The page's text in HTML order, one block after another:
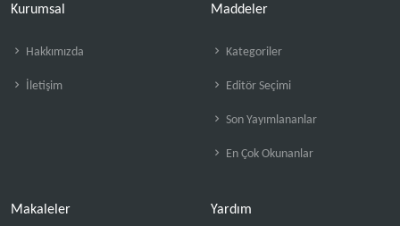
Kurumsal
Hakkımızda
İletişim
Maddeler
Kategoriler
Editör Seçimi
Son Yayımlananlar
En Çok Okunanlar
Makaleler Yardım